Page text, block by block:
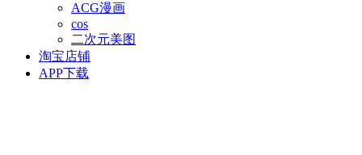
ACG漫画
cos
二次元美图
淘宝店铺
APP下载